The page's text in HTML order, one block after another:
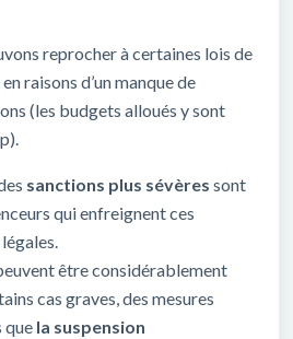
reprocher à certaines lois de
raisons d’un manque de
(les budgets alloués y sont
sanctions plus sévères sont
qui enfreignent ces
être considérablement
cas graves, des mesures
que la suspension